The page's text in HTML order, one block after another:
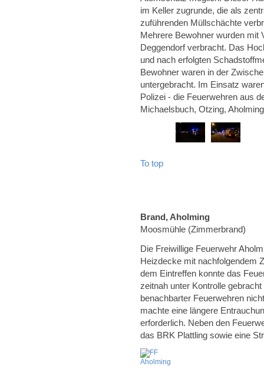
im Keller zugrunde, die als
zuführenden Müllschächte
Mehrere Bewohner wurden mit
Deggendorf verbracht. Das
und nach erfolgten
Bewohner waren in der
untergebracht. Im Einsatz
Polizei - die Feuerwehren aus
Michaelsbuch, Otzing,
To top
Brand, Aholming
Moosmühle (Zimmerbrand)
Die Freiwillige Feuerwehr
Heizdecke mit nachfolgendem
dem Eintreffen konnte das
zeitnah unter Kontrolle
benachbarter Feuerwehren
machte eine längere
erforderlich. Neben den
das BRK Plattling sowie eine